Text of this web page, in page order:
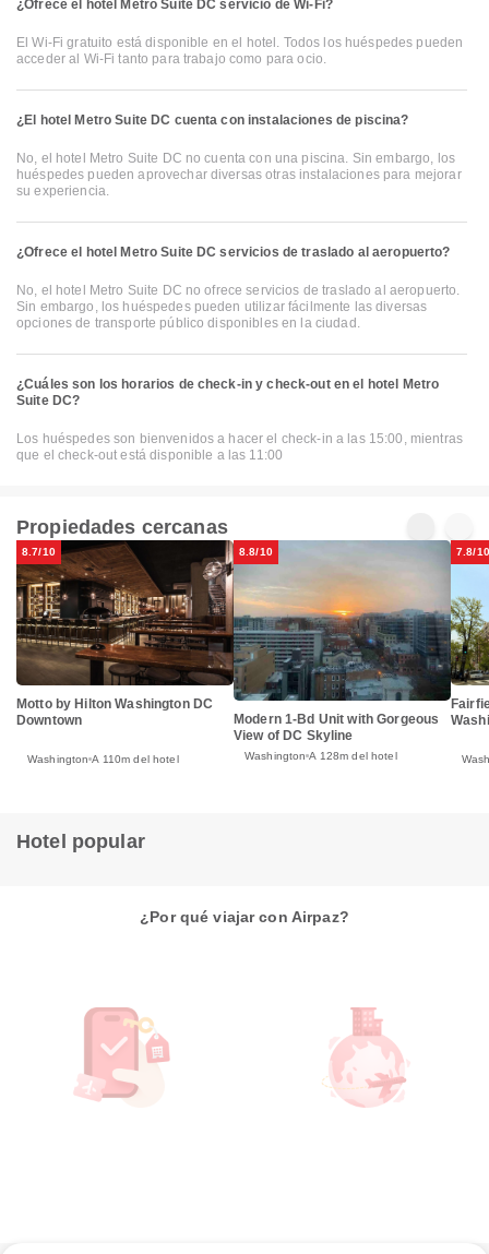
¿Ofrece el hotel Metro Suite DC servicio de Wi-Fi?
El Wi-Fi gratuito está disponible en el hotel. Todos los huéspedes pueden
acceder al Wi-Fi tanto para trabajo como para ocio.
¿El hotel Metro Suite DC cuenta con instalaciones de piscina?
No, el hotel Metro Suite DC no cuenta con una piscina. Sin embargo, los
huéspedes pueden aprovechar diversas otras instalaciones para mejorar
su experiencia.
¿Ofrece el hotel Metro Suite DC servicios de traslado al aeropuerto?
No, el hotel Metro Suite DC no ofrece servicios de traslado al aeropuerto.
Sin embargo, los huéspedes pueden utilizar fácilmente las diversas
opciones de transporte público disponibles en la ciudad.
¿Cuáles son los horarios de check-in y check-out en el hotel Metro
Suite DC?
Los huéspedes son bienvenidos a hacer el check-in a las 15:00, mientras
que el check-out está disponible a las 11:00
Propiedades cercanas
8.7/10
Motto by Hilton Washington DC
Downtown
Washington A 110m del hotel
8.8/10
Modern 1-Bd Unit with Gorgeous
View of DC Skyline
Washington A 128m del hotel
7.8/10
Hotel popular
¿Por qué viajar con Airpaz?